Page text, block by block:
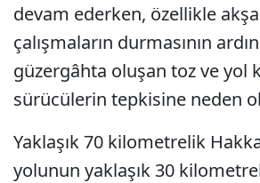
devam ederken, özellikle
çalışmaların durmasının
güzergâhta oluşan toz ve yol
sürücülerin tepkisine neden
Yaklaşık 70 kilometrelik
yolunun yaklaşık 30